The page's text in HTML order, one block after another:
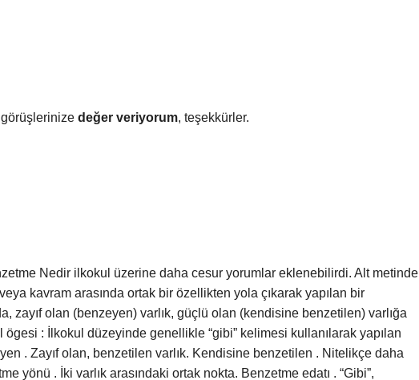
görüşlerinize değer veriyorum, teşekkürler.
Nedir ilkokul üzerine daha cesur yorumlar eklenebilirdi. Alt metinde
kavram arasında ortak bir özellikten yola çıkarak yapılan bir
zayıf olan (benzeyen) varlık, güçlü olan (kendisine benzetilen) varlığa
: İlkokul düzeyinde genellikle “gibi” kelimesi kullanılarak yapılan
. Zayıf olan, benzetilen varlık. Kendisine benzetilen . Nitelikçe daha
yönü . İki varlık arasındaki ortak nokta. Benzetme edatı . “Gibi”,